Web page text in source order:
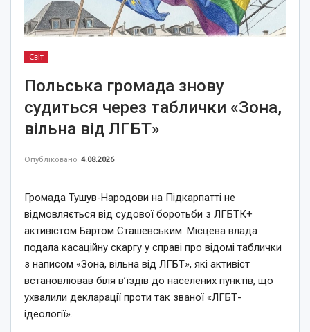
Світ
Польська громада знову
судиться через таблички «Зона,
вільна від ЛГБТ»
Опубліковано 4.08.2026
Громада Тушув-Народови на Підкарпатті не
відмовляється від судової боротьби з ЛГБТК+
активістом Бартом Сташевським. Місцева влада
подала касаційну скаргу у справі про відомі таблички
з написом «Зона, вільна від ЛГБТ», які активіст
встановлював біля в’їздів до населених пунктів, що
ухвалили декларації проти так званої «ЛГБТ-
ідеології».